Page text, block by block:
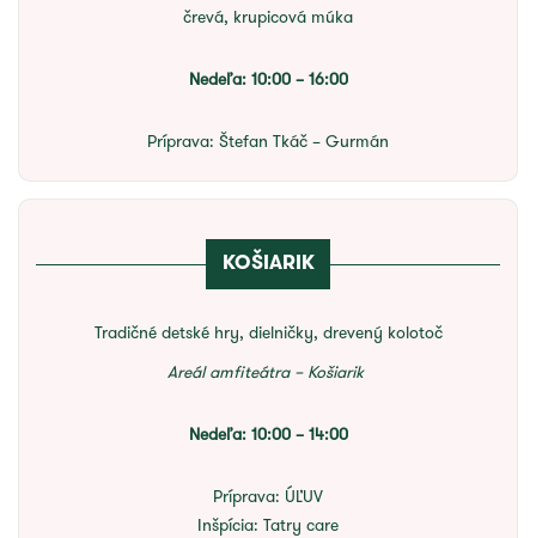
črevá, krupicová múka
Nedeľa: 10:00 – 16:00
Príprava: Štefan Tkáč – Gurmán
KOŠIARIK
Tradičné detské hry, dielničky, drevený kolotoč
Areál amfiteátra – Košiarik
Nedeľa: 10:00 – 14:00
Príprava: ÚĽUV
Inšpícia: Tatry care